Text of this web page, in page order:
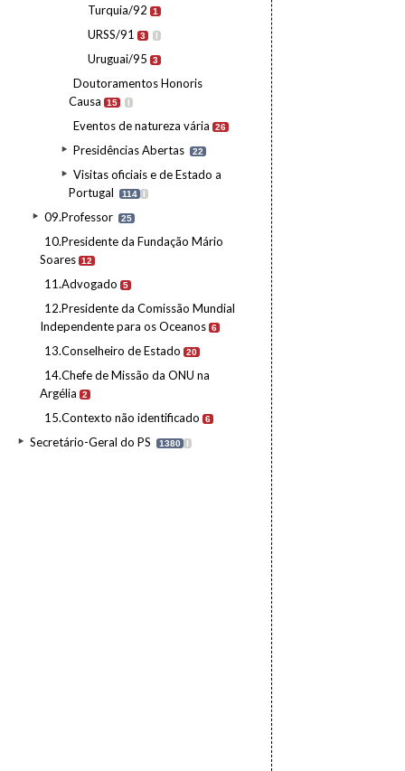
Turquia/92 1
URSS/91 3 I
Uruguai/95 3
Doutoramentos Honoris
Causa
15 I
Eventos de natureza vária 26
Presidências Abertas 22
Visitas oficiais e de Estado a
Portugal
114 I
09.Professor 25
10.Presidente da Fundação Mário
Soares 12
11.Advogado 5
12.Presidente da Comissão Mundial
Independente para os Oceanos 6
13.Conselheiro de Estado 20
14.Chefe de Missão da ONU na
Argélia
2
15.Contexto não identificado 6
Secretário-Geral do PS 1380 I